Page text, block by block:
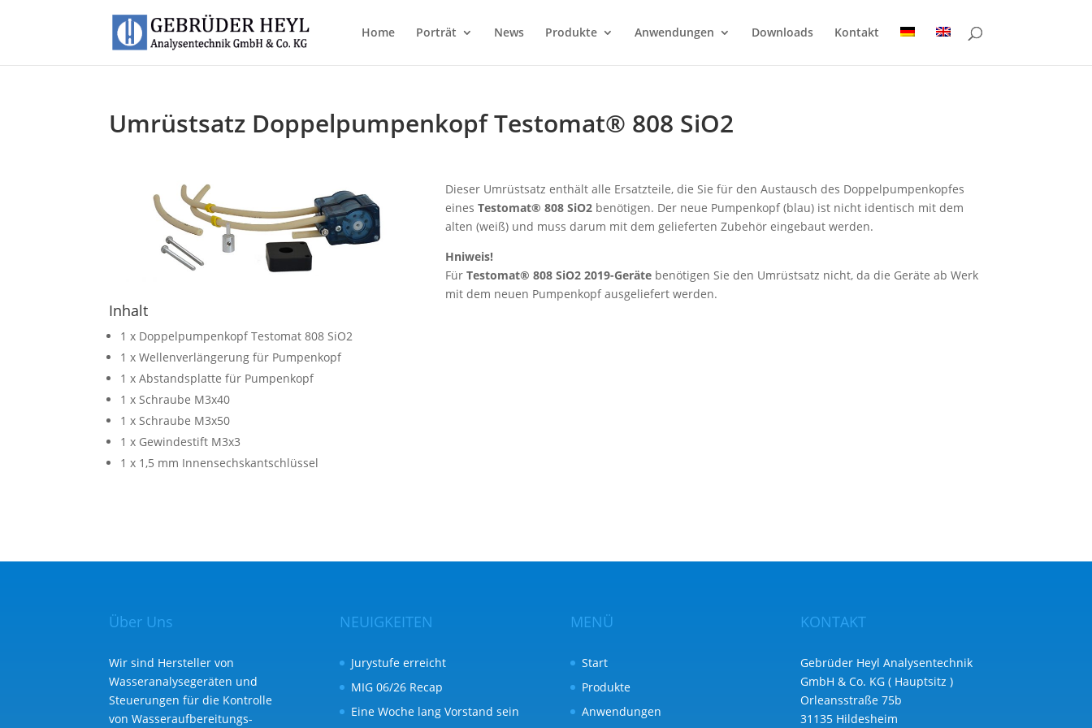
Home Porträt News Produkte Anwendungen Downloads Kontakt
Umrüstsatz Doppelpumpenkopf Testomat® 808 SiO2
Dieser Umrüstsatz enthält alle Ersatzteile, die Sie für den Austausch des Doppelpumpenkopfes
einesTestomat® 808 SiO2 benötigen. Der neue Pumpenkopf (blau) ist nicht identisch mit dem
alten (weiß) und muss darum mit dem gelieferten Zubehör eingebaut werden.
Hniweis!
FürTestomat® 808 SiO2 2019-Geräte benötigen Sie den Umrüstsatz nicht, da die Geräte ab Werk
mit dem neuen Pumpenkopf ausgeliefert werden.
Inhalt
1 x Doppelpumpenkopf Testomat 808 SiO2
1 x Wellenverlängerung für Pumpenkopf
1 x Abstandsplatte für Pumpenkopf
1 x Schraube M3x40
1 x Schraube M3x50
1 x Gewindestift M3x3
1 x 1,5 mm Innensechskantschlüssel
Über Uns
Wir sind Hersteller von
Wasseranalysegeräten und
Steuerungen für die Kontrolle
von Wasser­aufbereitungs­
NEUIGKEITEN
Jurystufe erreicht
MIG 06/26 Recap
Eine Woche lang Vorstand sein
MENÜ
Start
Produkte
Anwendungen
KONTAKT
Gebrüder Heyl Analysentechnik
GmbH & Co. KG ( Hauptsitz )
Orleansstraße 75b
31135 Hildesheim